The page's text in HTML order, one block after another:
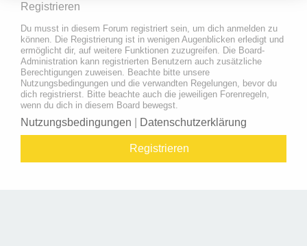
Registrieren
Du musst in diesem Forum registriert sein, um dich anmelden zu
können. Die Registrierung ist in wenigen Augenblicken erledigt und
ermöglicht dir, auf weitere Funktionen zuzugreifen. Die Board-
Administration kann registrierten Benutzern auch zusätzliche
Berechtigungen zuweisen. Beachte bitte unsere
Nutzungsbedingungen und die verwandten Regelungen, bevor du
dich registrierst. Bitte beachte auch die jeweiligen Forenregeln,
wenn du dich in diesem Board bewegst.
Nutzungsbedingungen Datenschutzerklärung
Registrieren